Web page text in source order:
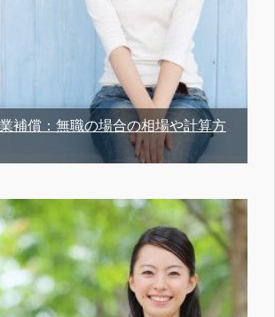
補償：無職の場合の相場や計算方